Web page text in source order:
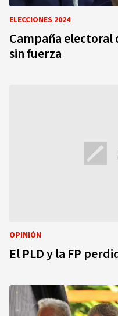
ELECCIONES 2024
Campaña
sin fuerza
OPINIÓN
El PLD y la FP